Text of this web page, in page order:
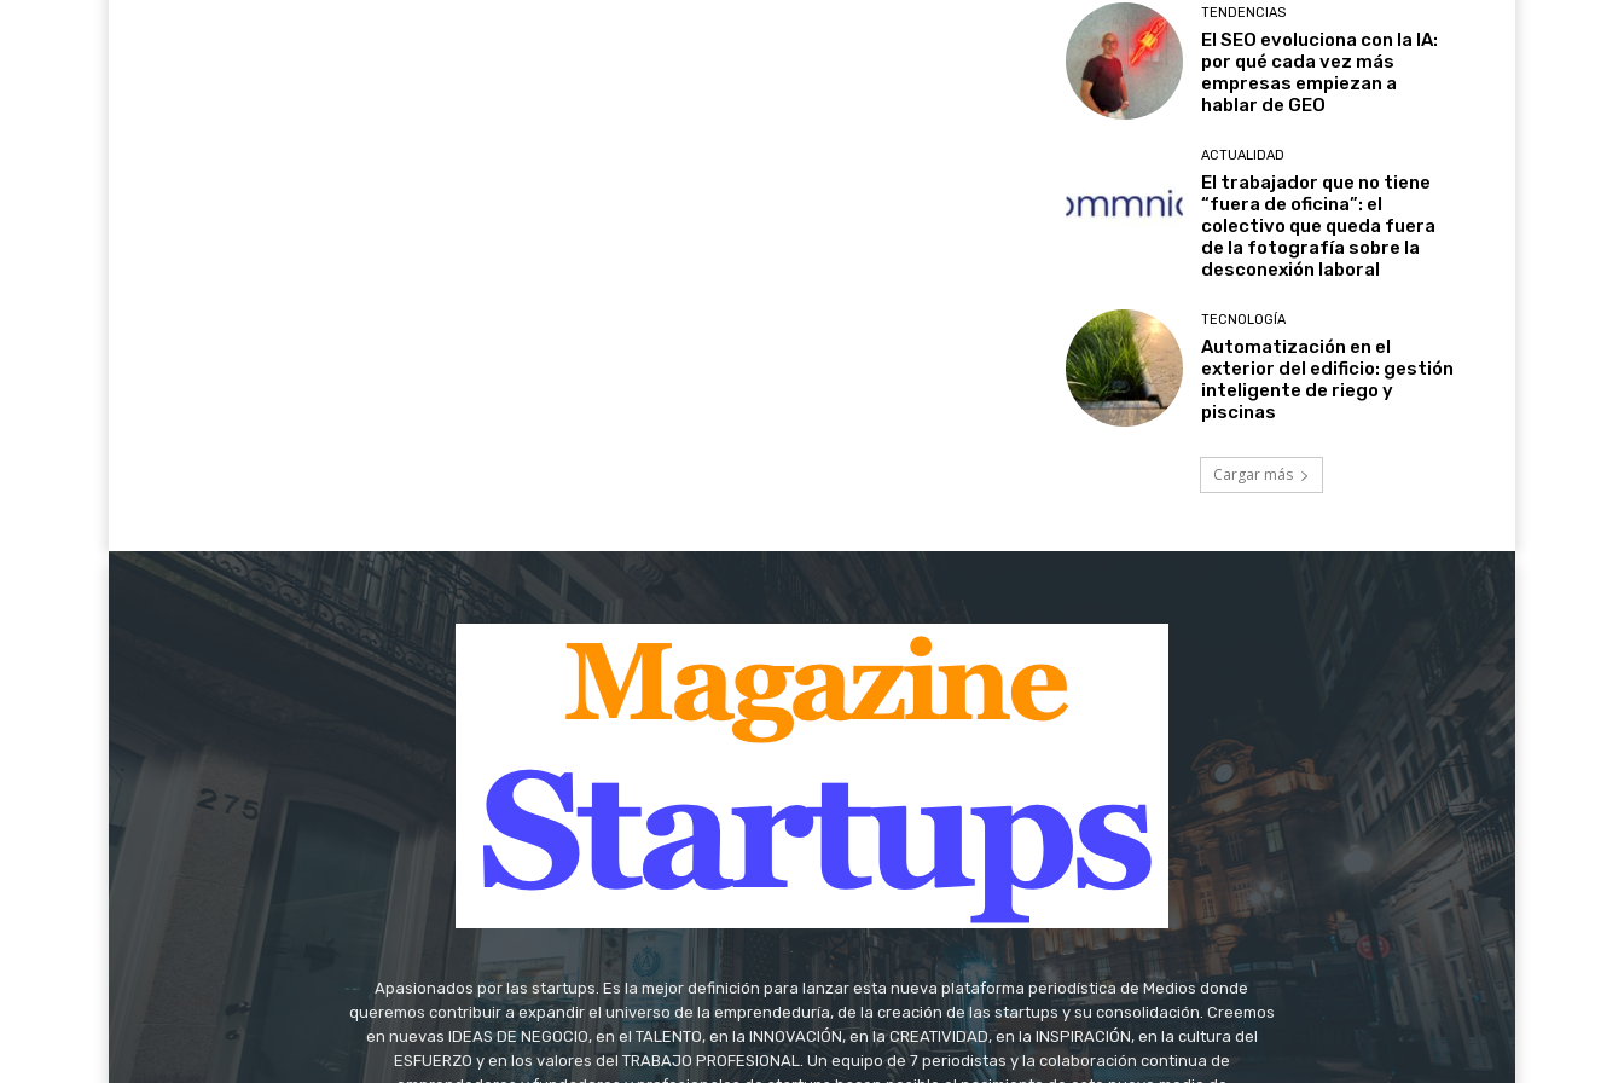
TENDENCIAS
El SEO evoluciona con la IA:
por qué cada vez más
empresas empiezan a
hablar de GEO
ACTUALIDAD
El trabajador que no tiene
“fuera de oficina”: el
colectivo que queda fuera
de la fotografía sobre la
desconexión laboral
TECNOLOGÍA
Automatización en el
exterior del edificio: gestión
inteligente de riego y
piscinas
Cargar más
Apasionados por las startups. Es la mejor definición para lanzar esta nueva plataforma periodística de Medios donde
queremos contribuir a expandir el universo de la emprendeduría, de la creación de las startups y su consolidación. Creemos
en nuevas IDEAS DE NEGOCIO, en el TALENTO, en la INNOVACIÓN, en la CREATIVIDAD, en la INSPIRACIÓN, en la cultura del
ESFUERZO y en los valores del TRABAJO PROFESIONAL. Un equipo de 7 periodistas y la colaboración continua de